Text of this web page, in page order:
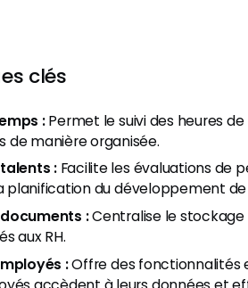
clés
:Permet le suivi des heures
de manière organisée.
:Facilite les évaluations de
planification du développement
:Centralise le
aux RH.
:Offre des fonctionnalités